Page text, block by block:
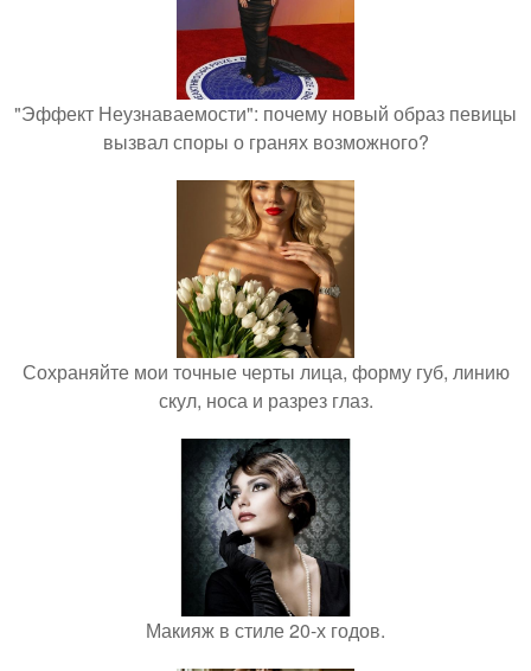
"Эффект Неузнаваемости": почему новый образ певицы
вызвал споры о гранях возможного?
Сохраняйте мои точные черты лица, форму губ, линию
скул, носа и разрез глаз.
Макияж в стиле 20-х годов.